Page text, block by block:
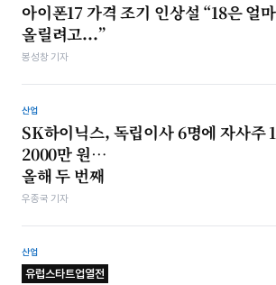
아이폰17 가격 조기 인상설 “18은 얼
올릴려고...”
봉성창 기자
산업
SK하이닉스, 독립이사 6명에 자사주
2000만 원…
올해 두 번째
우종국 기자
산업
유럽스타트업열전